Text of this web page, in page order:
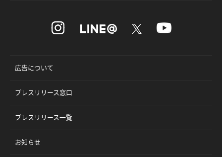
広告について
プレスリリース窓口
プレスリリース一覧
お知らせ